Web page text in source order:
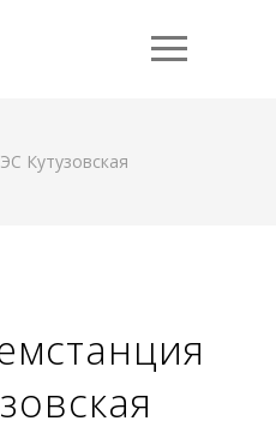
Кутузовская